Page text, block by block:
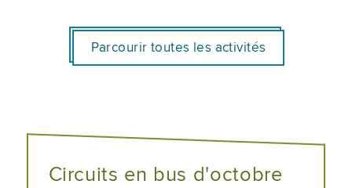
Parcourir toutes les activités
Circuits en bus d'octobre